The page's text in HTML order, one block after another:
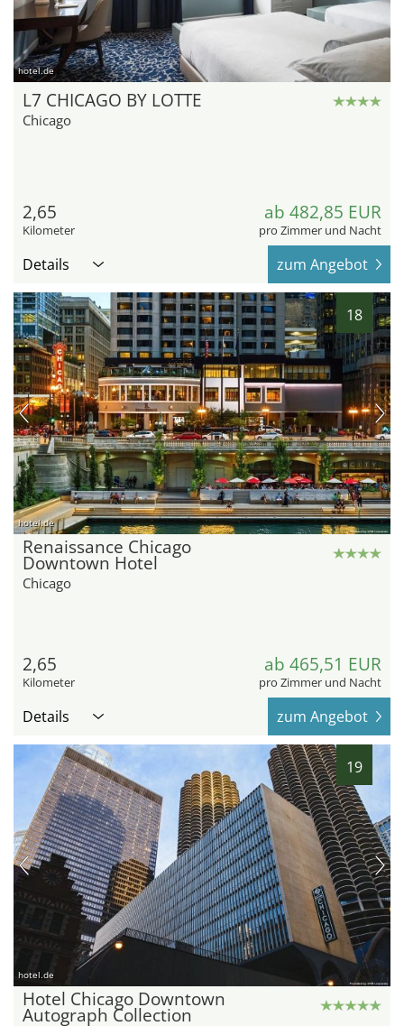
hotel.de
L7 CHICAGO BY LOTTE
Chicago
2,65
Kilometer
ab 482,85 EUR
pro Zimmer und Nacht
Details zum Angebot
18
hotel.de
Renaissance Chicago
Downtown Hotel
Chicago
2,65
Kilometer
ab 465,51 EUR
pro Zimmer und Nacht
Details zum Angebot
19
hotel.de
Hotel Chicago Downtown
Autograph Collection